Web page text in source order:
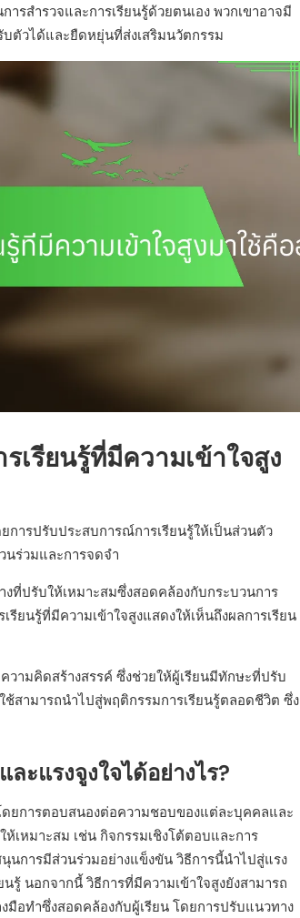
รสำรวจและการเรียนรู้ด้วยตนเอง พวกเขาอาจมี
ตัวได้และยืดหยุ่นที่ส่งเสริมนวัตกรรม
เรียนรู้ที่มีความเข้าใจสูง
การปรับประสบการณ์การเรียนรู้ให้เป็นส่วนตัว
ร่วมและการจดจำ
ที่ปรับให้เหมาะสมซึ่งสอดคล้องกับกระบวนการ
ยนรู้ที่มีความเข้าใจสูงแสดงให้เห็นถึงผลการเรียน
ามคิดสร้างสรรค์ ซึ่งช่วยให้ผู้เรียนมีทักษะที่ปรับ
สามารถนำไปสู่พฤติกรรมการเรียนรู้ตลอดชีวิต ซึ่ง
ะแรงจูงใจได้อย่างไร?
ดยการตอบสนองต่อความชอบของแต่ละบุคคลและ
ห้เหมาะสม เช่น กิจกรรมเชิงโต้ตอบและการ
การมีส่วนร่วมอย่างแข็งขัน วิธีการนี้นำไปสู่แรง
รู้ นอกจากนี้ วิธีการที่มีความเข้าใจสูงยังสามารถ
มือทำซึ่งสอดคล้องกับผู้เรียน โดยการปรับแนวทาง